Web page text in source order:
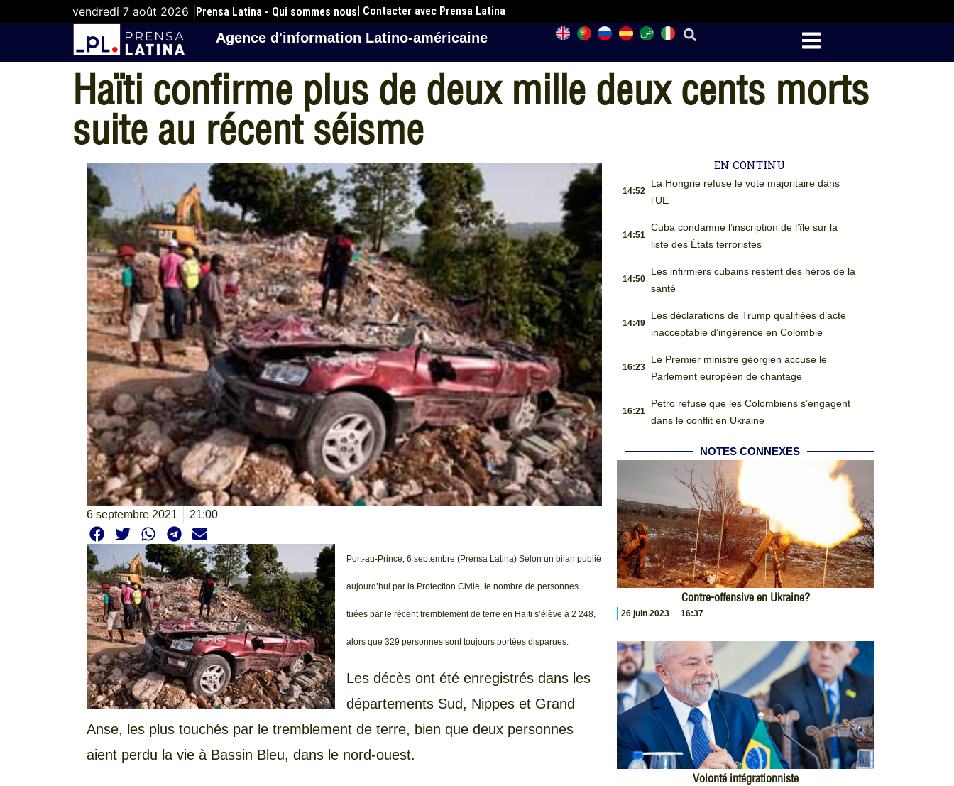
vendredi 7 août 2026 | Prensa Latina - Qui sommes nous| Contacter avec Prensa Latina
Agence d'information Latino-américaine
Haïti confirme plus de deux mille deux cents morts
suite au récent séisme
6 septembre 2021 21:00
Port-au-Prince, 6 septembre (Prensa Latina) Selon un bilan publié
aujourd’hui par la Protection Civile, le nombre de personnes
tuées par le récent tremblement de terre en Haïti s’élève à 2 248,
alors que 329 personnes sont toujours portées disparues.
Les décès ont été enregistrés dans les
départements Sud, Nippes et Grand
Anse, les plus touchés par le tremblement de terre, bien que deux personnes
aient perdu la vie à Bassin Bleu, dans le nord-ouest.
EN CONTINU
14:52
La Hongrie refuse le vote majoritaire dans
l’UE
14:51
Cuba condamne l’inscription de l’île sur la
liste des États terroristes
14:50
Les infirmiers cubains restent des héros de la
santé
14:49
Les déclarations de Trump qualifiées d’acte
inacceptable d’ingérence en Colombie
16:23
Le Premier ministre géorgien accuse le
Parlement européen de chantage
16:21
Petro refuse que les Colombiens s’engagent
dans le conflit en Ukraine
NOTES CONNEXES
Contre-offensive en Ukraine?
26 juin 2023 16:37
Volonté intégrationniste